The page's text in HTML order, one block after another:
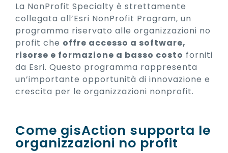
La NonProfit Specialty è strettamente
collegata all’Esri NonProfit Program, un
programma riservato alle organizzazioni no
profit che offre accesso a software,
risorse e formazione a basso costo forniti
da Esri. Questo programma rappresenta
un’importante opportunità di innovazione e
crescita per le organizzazioni nonprofit.
Come gisAction supporta le
organizzazioni no profit